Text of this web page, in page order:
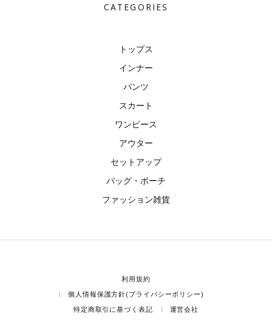
CATEGORIES
トップス
インナー
パンツ
スカート
ワンピース
アウター
セットアップ
バッグ・ポーチ
ファッション雑貨
利用規約
個人情報保護方針(プライバシーポリシー)
特定商取引に基づく表記 運営会社